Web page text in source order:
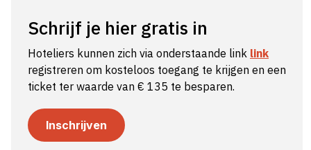
Schrijf je hier gratis in
Hoteliers kunnen zich via onderstaande link link
registreren om kosteloos toegang te krijgen en een
ticket ter waarde van € 135 te besparen.
Inschrijven